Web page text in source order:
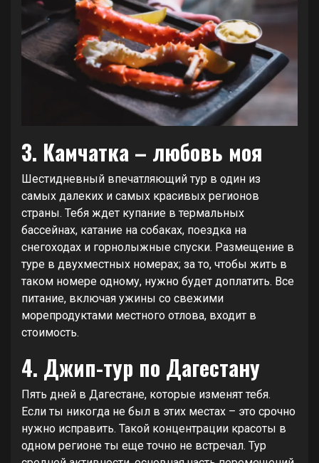
3. Камчатка – любовь моя
Шестидневный впечатляющий тур в один из
самых далеких и самых красивых регионов
страны. Тебя ждет купание в термальных
бассейнах, катание на собаках, поездка на
снегоходах и горнолыжные спуски. Размещение в
туре в двухместных номерах; за то, чтобы жить в
таком номере одному, нужно будет доплатить. Все
питание, включая ужины со свежими
морепродуктами местного отлова, входит в
стоимость.
4. Джип-тур по Дагестану
Пять дней в Дагестане, которые изменят тебя.
Если ты никогда не был в этих местах – это срочно
нужно исправить. Такой концентрации красоты в
одном регионе ты еще точно не встречал. Тур